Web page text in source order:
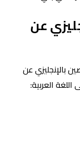
عن
بالإنجليزي عن
العربية: